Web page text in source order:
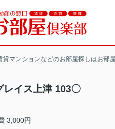
貸マンションなどのお部屋探しはお部
レイス上津 103〇
3,000円